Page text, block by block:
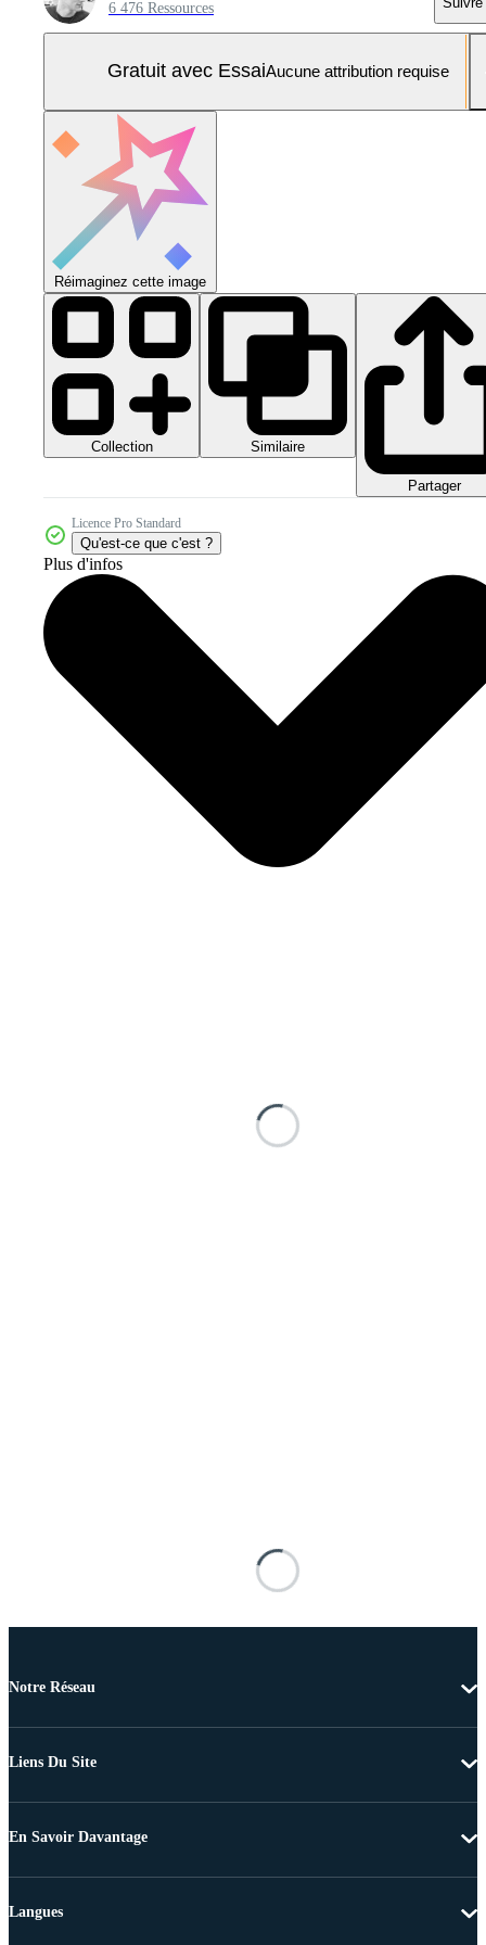
6 476 Ressources
Gratuit avec EssaiAucune attribution requise
Réimaginez cette image
Collection Similaire
Partager
Licence Pro Standard
Qu'est-ce que c'est ?
Plus d'infos
Notre Réseau
Liens Du Site
En Savoir Davantage
Langues